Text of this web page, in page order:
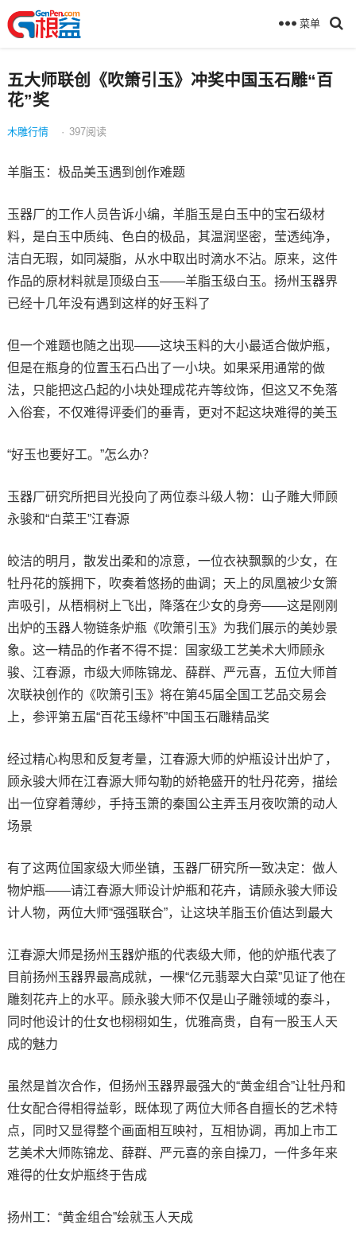
菜单
五大师联创《吹箫引玉》冲奖中国玉石雕“百
花”奖
木雕行情 · 397阅读
羊脂玉：极品美玉遇到创作难题
玉器厂的工作人员告诉小编，羊脂玉是白玉中的宝石级材
料，是白玉中质纯、色白的极品，其温润坚密，莹透纯净，
洁白无瑕，如同凝脂，从水中取出时滴水不沾。原来，这件
作品的原材料就是顶级白玉——羊脂玉级白玉。扬州玉器界
已经十几年没有遇到这样的好玉料了
但一个难题也随之出现——这块玉料的大小最适合做炉瓶，
但是在瓶身的位置玉石凸出了一小块。如果采用通常的做
法，只能把这凸起的小块处理成花卉等纹饰，但这又不免落
入俗套，不仅难得评委们的垂青，更对不起这块难得的美玉
“好玉也要好工。”怎么办？
玉器厂研究所把目光投向了两位泰斗级人物：山子雕大师顾
永骏和“白菜王”江春源
皎洁的明月，散发出柔和的凉意，一位衣袂飘飘的少女，在
牡丹花的簇拥下，吹奏着悠扬的曲调；天上的凤凰被少女箫
声吸引，从梧桐树上飞出，降落在少女的身旁——这是刚刚
出炉的玉器人物链条炉瓶《吹箫引玉》为我们展示的美妙景
象。这一精品的作者不得不提：国家级工艺美术大师顾永
骏、江春源，市级大师陈锦龙、薛群、严元喜，五位大师首
次联袂创作的《吹箫引玉》将在第45届全国工艺品交易会
上，参评第五届“百花玉缘杯”中国玉石雕精品奖
经过精心构思和反复考量，江春源大师的炉瓶设计出炉了，
顾永骏大师在江春源大师勾勒的娇艳盛开的牡丹花旁，描绘
出一位穿着薄纱，手持玉箫的秦国公主弄玉月夜吹箫的动人
场景
有了这两位国家级大师坐镇，玉器厂研究所一致决定：做人
物炉瓶——请江春源大师设计炉瓶和花卉，请顾永骏大师设
计人物，两位大师“强强联合”，让这块羊脂玉价值达到最大
江春源大师是扬州玉器炉瓶的代表级大师，他的炉瓶代表了
目前扬州玉器界最高成就，一棵“亿元翡翠大白菜”见证了他在
雕刻花卉上的水平。顾永骏大师不仅是山子雕领域的泰斗，
同时他设计的仕女也栩栩如生，优雅高贵，自有一股玉人天
成的魅力
虽然是首次合作，但扬州玉器界最强大的“黄金组合”让牡丹和
仕女配合得相得益彰，既体现了两位大师各自擅长的艺术特
点，同时又显得整个画面相互映衬，互相协调，再加上市工
艺美术大师陈锦龙、薛群、严元喜的亲自操刀，一件多年来
难得的仕女炉瓶终于告成
扬州工：“黄金组合”绘就玉人天成